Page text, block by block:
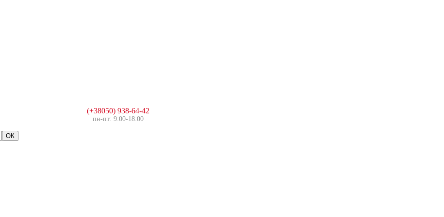
(+38050) 938-64-42
пн-пт: 9:00-18:00